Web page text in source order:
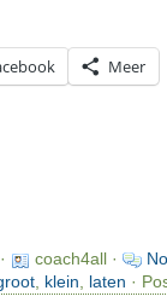
Meer
coach4all ·
, klein, laten ·